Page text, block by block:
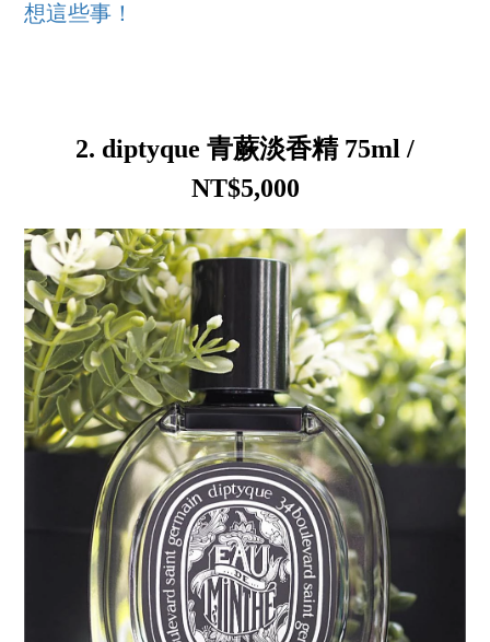
想這些事！
2. diptyque 青蕨淡香精 75ml /
NT$5,000